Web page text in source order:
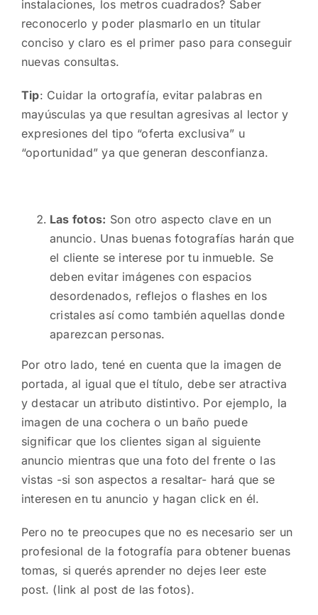
instalaciones, los metros cuadrados? Saber
reconocerlo y poder plasmarlo en un titular
conciso y claro es el primer paso para conseguir
nuevas consultas.
Tip: Cuidar la ortografía, evitar palabras en
mayúsculas ya que resultan agresivas al lector y
expresiones del tipo “oferta exclusiva” u
“oportunidad” ya que generan desconfianza.
Las fotos: Son otro aspecto clave en un
anuncio. Unas buenas fotografías harán que
el cliente se interese por tu inmueble. Se
deben evitar imágenes con espacios
desordenados, reflejos o flashes en los
cristales así como también aquellas donde
aparezcan personas.
Por otro lado, tené en cuenta que la imagen de
portada, al igual que el título, debe ser atractiva
y destacar un atributo distintivo. Por ejemplo, la
imagen de una cochera o un baño puede
significar que los clientes sigan al siguiente
anuncio mientras que una foto del frente o las
vistas -si son aspectos a resaltar- hará que se
interesen en tu anuncio y hagan click en él.
Pero no te preocupes que no es necesario ser un
profesional de la fotografía para obtener buenas
tomas, si querés aprender no dejes leer este
post. (link al post de las fotos).